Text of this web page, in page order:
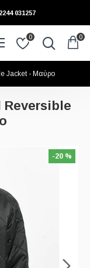
031257
0 0
Jacket - Μαύρo
Reversible
-20 %